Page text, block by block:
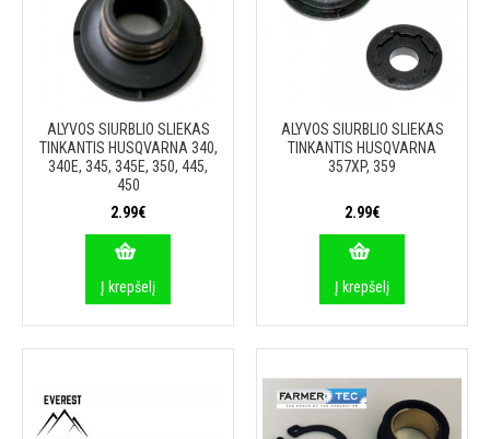
ALYVOS SIURBLIO SLIEKAS
TINKANTIS HUSQVARNA 340,
340E, 345, 345E, 350, 445,
450
2.99€
Į krepšelį
ALYVOS SIURBLIO SLIEKAS
TINKANTIS HUSQVARNA
357XP, 359
2.99€
Į krepšelį